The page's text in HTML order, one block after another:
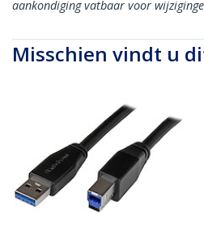
aankondiging vatbaar voor
Misschien vindt u